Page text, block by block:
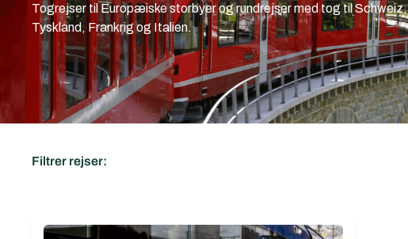
Togrejser til Europæiske storbyer og rundrejser med tog til Schweiz,
Tyskland, Frankrig og Italien.
Filtrer rejser: